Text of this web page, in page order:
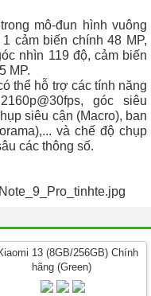
mô-đun hình vuông
cảm biến chính 48 MP,
nhìn 119 độ, cảm biến
MP.
thể hỗ trợ các tính năng
góc siêu
siêu cận (Macro), ban
và chế độ chụp
các thông số.